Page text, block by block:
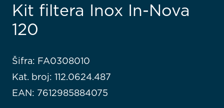
Kit filtera Inox In-Nova
120
Šifra: FA0308010
Kat. broj: 112.0624.487
EAN: 7612985884075